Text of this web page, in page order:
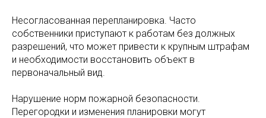
Несогласованная перепланировка. Часто
собственники приступают к работам без должных
разрешений, что может привести к крупным штрафам
и необходимости восстановить объект в
первоначальный вид.
Нарушение норм пожарной безопасности.
Перегородки и изменения планировки могут